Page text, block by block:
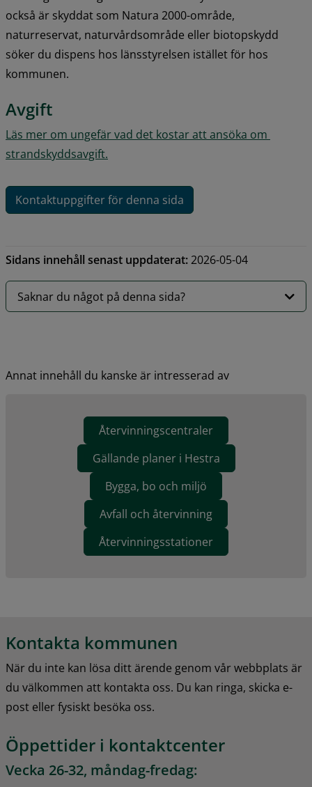
också är skyddat som Natura 2000-område,
naturreservat, naturvårdsområde eller biotopskydd
söker du dispens hos länsstyrelsen istället för hos
kommunen.
Avgift
Läs mer om ungefär vad det kostar att ansöka om
strandskyddsavgift.
Kontaktuppgifter för denna sida
Sidans innehåll senast uppdaterat:2026-05-04
Saknar du något på denna sida?
Annat innehåll du kanske är intresserad av
Återvinningscentraler
Gällande planer i Hestra
Bygga, bo och miljö
Avfall och återvinning
Återvinningsstationer
Kontakta kommunen
När du inte kan lösa ditt ärende genom vår webbplats är
du välkommen att kontakta oss. Du kan ringa, skicka e-
post eller fysiskt besöka oss.
Öppettider i kontaktcenter
Vecka 26-32, måndag-fredag: